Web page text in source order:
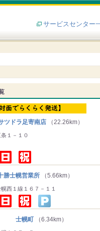
サービスセンター
ドラ足寄南店 （22.26km）
１－１０
士幌営業所 （5.66km）
西１線１６７－１１
士幌町 （6.34km）